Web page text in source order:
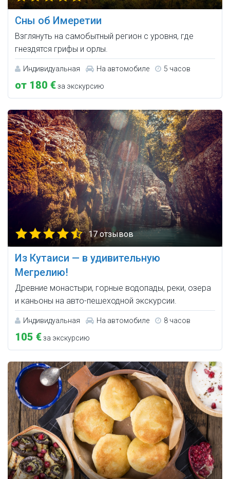
Сны об Имеретии
Взглянуть на самобытный регион с уровня, где
гнездятся грифы и орлы.
Индивидуальная На автомобиле 5 часов
от 180 €за экскурсию
17 отзывов
Из Кутаиси — в удивительную
Мегрелию!
Древние монастыри, горные водопады, реки, озера
и каньоны на авто-пешеходной экскурсии.
Индивидуальная На автомобиле 8 часов
105 €за экскурсию